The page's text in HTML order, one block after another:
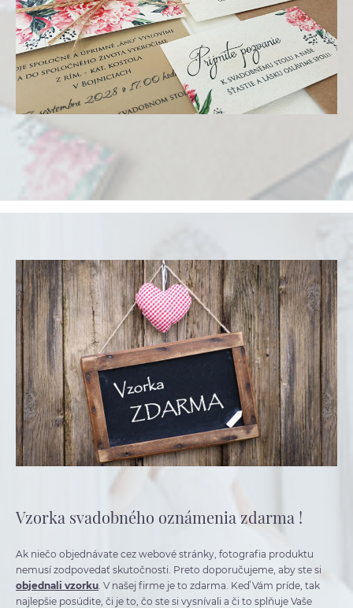
Vzorka svadobného oznámenia zdarma !
Ak niečo objednávate cez webové stránky, fotografia produktu
nemusí zodpovedať skutočnosti. Preto doporučujeme, aby ste si
objednali vzorku . V našej firme je to zdarma. Keď Vám príde, tak
najlepšie posúdite, či je to, čo ste si vysnívali a či to splňuje Vaše